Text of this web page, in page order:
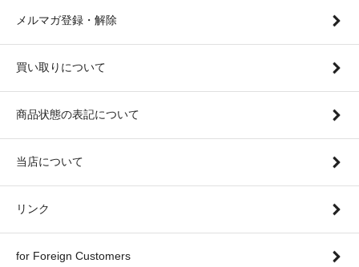
メルマガ登録・解除
買い取りについて
商品状態の表記について
当店について
リンク
for Foreign Customers